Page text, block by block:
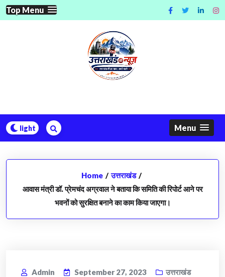
Skip
to
Top Menu
Menu
Home / उत्तराखंड /
आवास मंत्री डॉ. प्रेमचंद अग्रवाल ने बताया कि समिति की रिपोर्ट आने पर
भवनों को सुरक्षित बनाने का काम किया जाएगा।
Admin September 27, 2023 उत्तराखंड